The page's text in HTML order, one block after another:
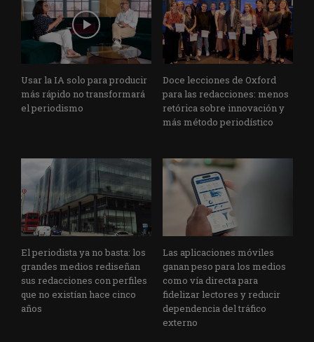
Usar la IA solo para producir
más rápido no transformará
el periodismo
Doce lecciones de Oxford
para las redacciones: menos
retórica sobre innovación y
más método periodístico
El periodista ya no basta: los
grandes medios rediseñan
sus redacciones con perfiles
que no existían hace cinco
años
Las aplicaciones móviles
ganan peso para los medios
como vía directa para
fidelizar lectores y reducir
dependencia del tráfico
externo